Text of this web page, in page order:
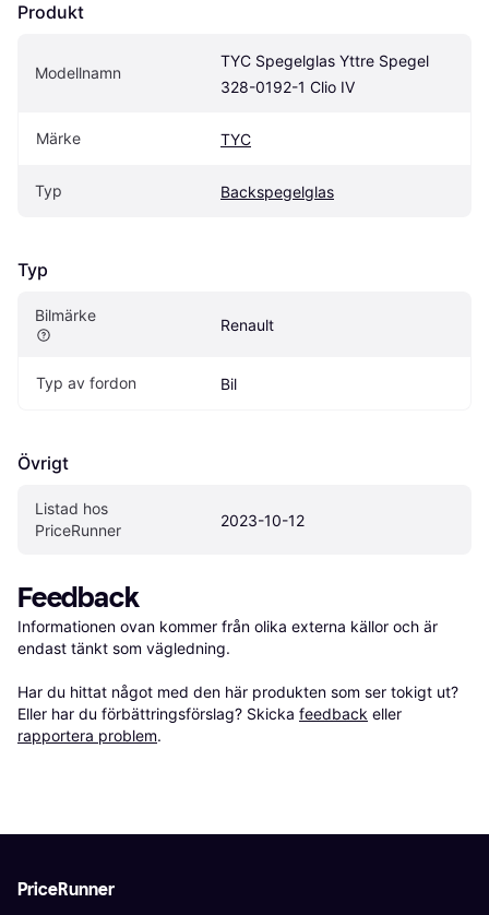
Produkt
Modellnamn
TYC Spegelglas Yttre Spegel
328-0192-1 Clio IV
Märke TYC
Typ Backspegelglas
Typ
Bilmärke
Renault
Typ av fordon Bil
Övrigt
Listad hos
PriceRunner
2023-10-12
Feedback
Informationen ovan kommer från olika externa källor och är
endast tänkt som vägledning.
Har du hittat något med den här produkten som ser tokigt ut?
Eller har du förbättringsförslag? Skicka feedback eller
rapportera problem.
PriceRunner